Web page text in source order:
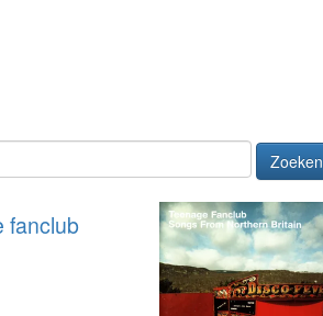
Zoeken
fanclub